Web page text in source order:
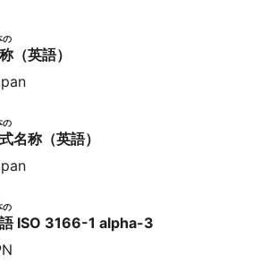
の
（英語）
の
名称（英語）
の
ISO 3166-1 alpha-3